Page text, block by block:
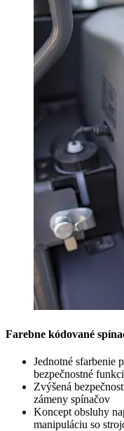
Farebne kódované
Jednotné sfarbenie
bezpečnostné
Zvýšená
zámeny spínačov
Koncept obsluhy
manipuláciu so